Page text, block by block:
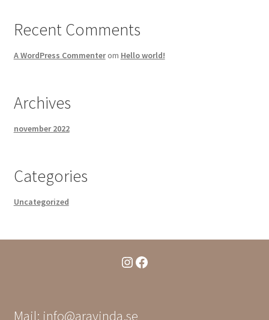
Recent Comments
A WordPress Commenterom Hello world!
Archives
november 2022
Categories
Uncategorized
Instagram
Facebook
Mail: info@aravinda.se